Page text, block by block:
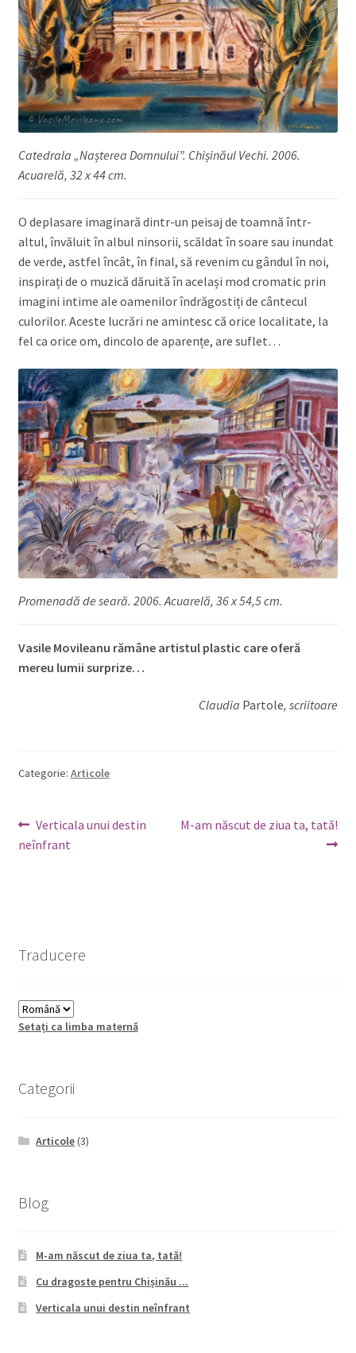
Catedrala „Nașterea Domnului”. Chișinăul Vechi. 2006.
Acuarelă, 32 x 44 cm.
O deplasare imaginară dintr-un peisaj de toamnă într-
altul, învăluit în albul ninsorii, scăldat în soare sau inundat
de verde, astfel încât, în final, să revenim cu gândul în noi,
inspirați de o muzică dăruită în același mod cromatic prin
imagini intime ale oamenilor îndrăgostiți de cântecul
culorilor. Aceste lucrări ne amintesc că orice localitate, la
fel ca orice om, dincolo de aparențe, are suflet…
Promenadă de seară. 2006. Acuarelă, 36 x 54,5 cm.
Vasile Movileanu rămâne artistul plastic care oferă
mereu lumii surprize…
Claudia Partole, scriitoare
Categorie: Articole
Navigare
în
Articolul
anterior:
Verticala unui destin
neînfrant
Articolul
M-am născut de ziua ta, tată!
Traducere
Setați ca limba maternă
Categorii
Articole(3)
Blog
M-am născut de ziua ta, tată!
Cu dragoste pentru Chișinău ...
Verticala unui destin neînfrant